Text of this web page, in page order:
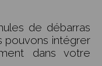
de débarras
pouvons intégrer
dans votre